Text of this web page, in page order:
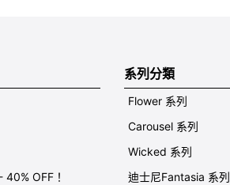
40% OFF！
系列分類
Flower 系列
Carousel 系列
Wicked 系列
迪士尼Fantasia 系列